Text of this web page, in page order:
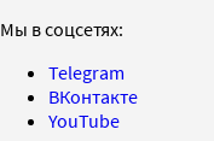
Мы в соцсетях:
Telegram
ВКонтакте
YouTube